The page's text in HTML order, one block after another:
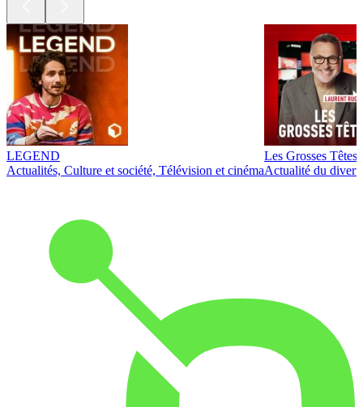
LEGEND
Actualités, Culture et société, Télévision et cinéma
Les Grosses Têtes
Actualité du